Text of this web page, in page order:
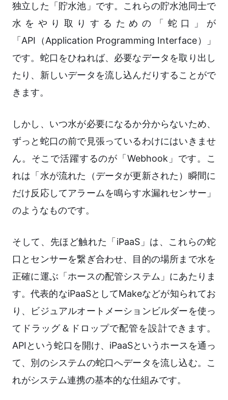
独立した「貯水池」です。これらの貯水池同士で
水をやり取りするための「蛇口」が
「API（Application Programming Interface）」
です。蛇口をひねれば、必要なデータを取り出し
たり、新しいデータを流し込んだりすることがで
きます。
しかし、いつ水が必要になるか分からないため、
ずっと蛇口の前で見張っているわけにはいきませ
ん。そこで活躍するのが「Webhook」です。こ
れは「水が流れた（データが更新された）瞬間に
だけ反応してアラームを鳴らす水漏れセンサー」
のようなものです。
そして、先ほど触れた「iPaaS」は、これらの蛇
口とセンサーを繋ぎ合わせ、目的の場所まで水を
正確に運ぶ「ホースの配管システム」にあたりま
す。代表的なiPaaSとしてMakeなどが知られてお
り、ビジュアルオートメーションビルダーを使っ
てドラッグ＆ドロップで配管を設計できます。
APIという蛇口を開け、iPaaSというホースを通っ
て、別のシステムの蛇口へデータを流し込む。こ
れがシステム連携の基本的な仕組みです。